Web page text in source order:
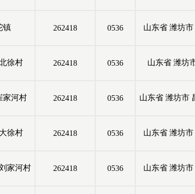
镇 262418 0536 山东省 潍坊市
徐村 262418 0536 山东省 潍坊
家河村 262418 0536 山东省 潍坊市
徐村 262418 0536 山东省 潍坊市
家河村 262418 0536 山东省 潍坊市